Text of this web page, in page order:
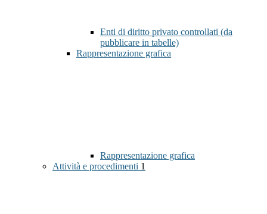
Enti di diritto privato controllati (da
pubblicare in tabelle)
Rappresentazione grafica
Rappresentazione grafica
Attività e procedimenti 1